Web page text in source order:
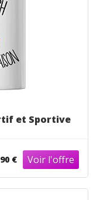
et Sportive
€